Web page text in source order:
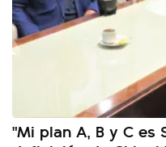
"Mi plan A, B y C es